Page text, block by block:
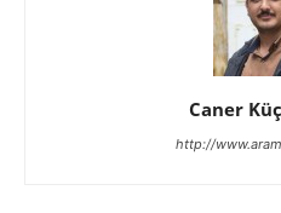
Caner
http://